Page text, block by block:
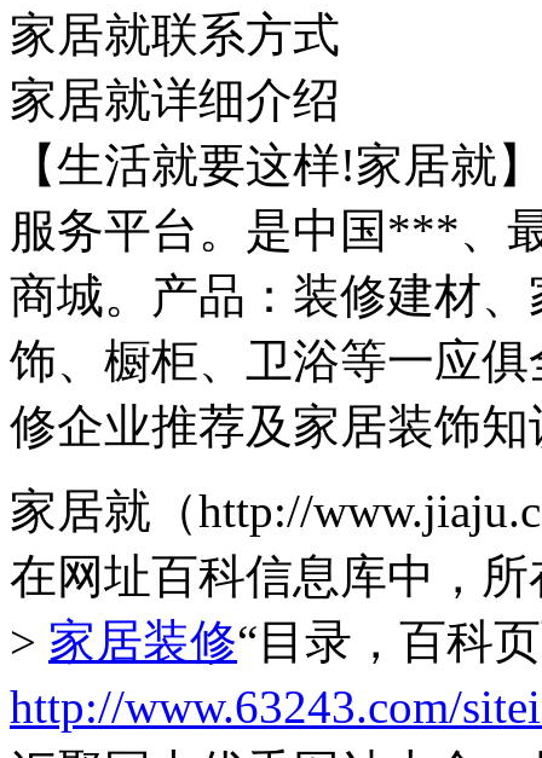
家居就联系方式
家居就详细介绍
【生活就要这样!家居就
服务平台。是中国***、
商城。产品：装修建材
饰、橱柜、卫浴等一应
修企业推荐及家居装饰知
家居就（http://
在网址百科信息库中，
> 家居装修“目录，百科
http://www.63243.com/